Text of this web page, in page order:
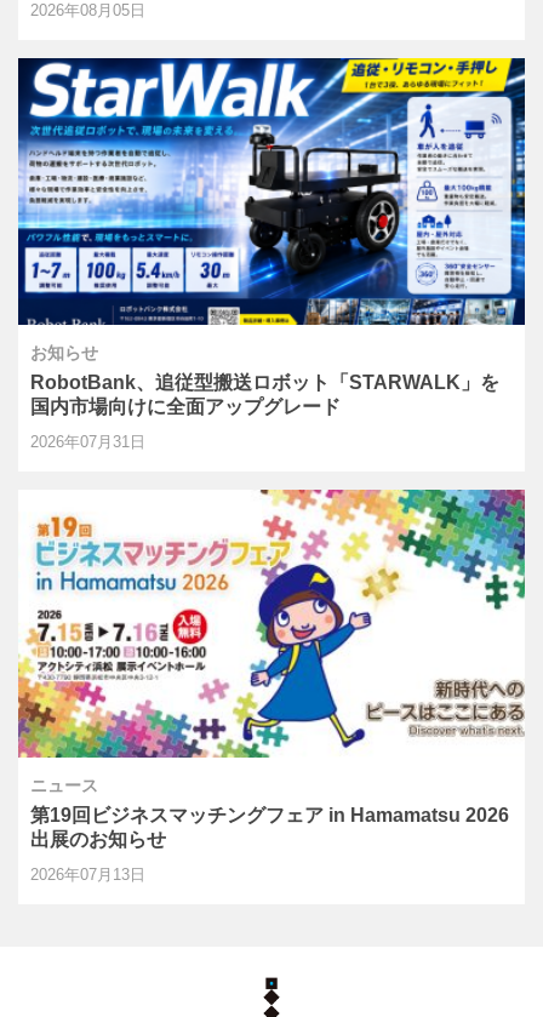
2026年08月05日
お知らせ
RobotBank、追従型搬送ロボット「STARWALK」を
国内市場向けに全面アップグレード
2026年07月31日
ニュース
第19回ビジネスマッチングフェア in Hamamatsu 2026
出展のお知らせ
2026年07月13日